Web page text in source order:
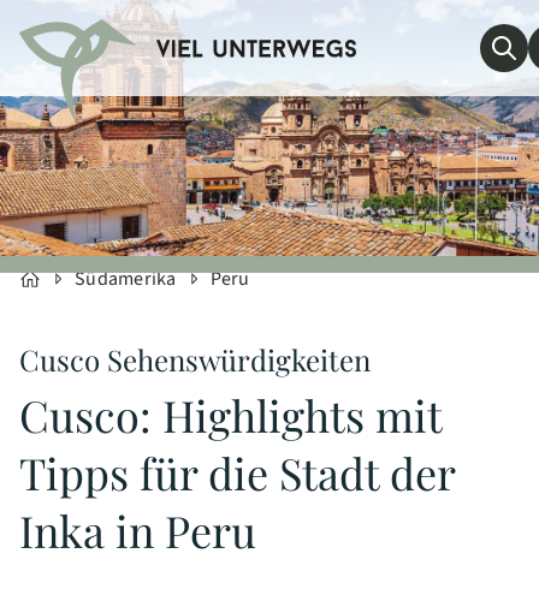
Südamerika Peru
Cusco Sehenswürdigkeiten
Cusco: Highlights mit
Tipps für die Stadt der
Inka in Peru